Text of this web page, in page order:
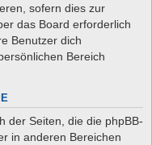
sofern dies zur
das Board erforderlich
Benutzer dich
Bereich
der Seiten, die die phpBB-
in anderen Bereichen